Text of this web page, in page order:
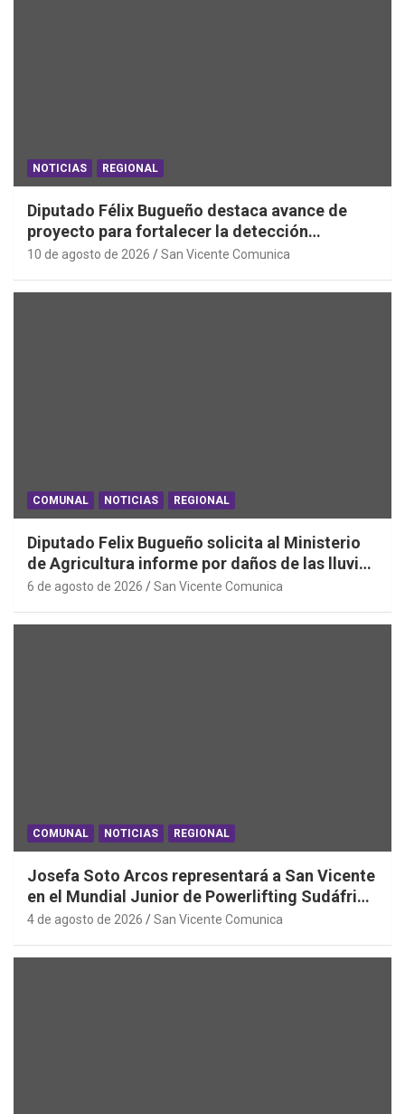
NOTICIAS REGIONAL
Diputado Félix Bugueño destaca avance de
proyecto para fortalecer la detección
temprana del cáncer de tiroides
10 de agosto de 2026 San Vicente Comunica
COMUNAL NOTICIAS REGIONAL
Diputado Felix Bugueño solicita al Ministerio
de Agricultura informe por daños de las lluvias
en la Región de O´Higgins
6 de agosto de 2026 San Vicente Comunica
COMUNAL NOTICIAS REGIONAL
Josefa Soto Arcos representará a San Vicente
en el Mundial Junior de Powerlifting Sudáfrica
2026
4 de agosto de 2026 San Vicente Comunica